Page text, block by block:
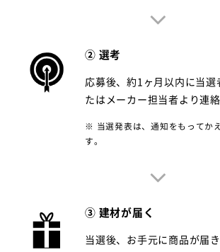
② 選考
応募後、約1ヶ月以内に当選
たはメーカー担当者より連絡
※ 当選発表は、通知をもってか
す。
③ 建材が届く
当選後、お手元に商品が届き